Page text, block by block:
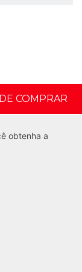
obtenha a
COMPRAR